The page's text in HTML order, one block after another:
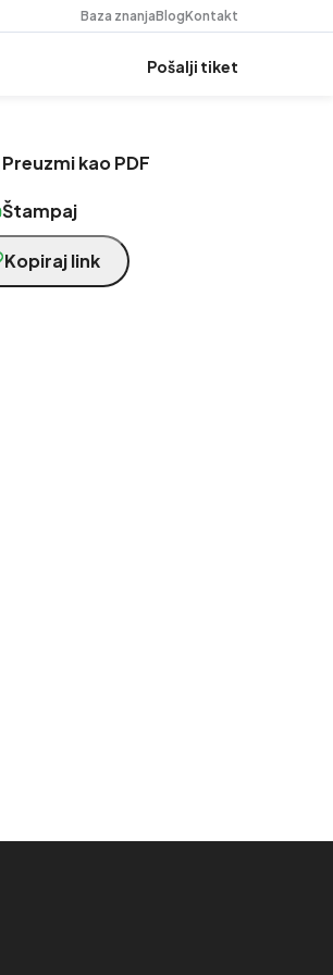
Baza znanjaBlogKontakt
Pošalji tiket
Preuzmi kao PDF
Štampaj
Kopiraj link